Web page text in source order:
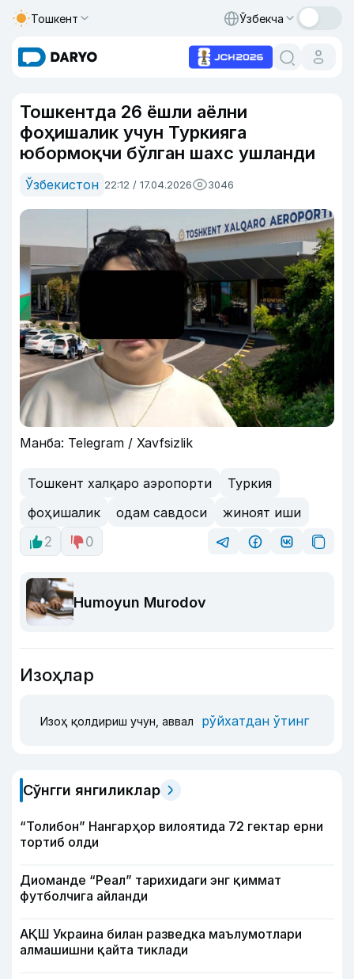
Тошкент Ўзбекча
Тошкентда 26 ёшли аёлни
фоҳишалик учун Туркияга
юбормоқчи бўлган шахс ушланди
Ўзбекистон 22:12 / 17.04.2026 3046
Манба: Telegram / Xavfsizlik
Тошкент халқаро аэропорти
Туркия
фоҳишалик
одам савдоси
жиноят иши
2
0
Humoyun Murodov
Изоҳлар
Изоҳ қолдириш учун, аввал рўйхатдан ўтинг
Сўнгги янгиликлар
“Толибон” Нангарҳор вилоятида 72 гектар ерни
тортиб олди
Диоманде “Реал” тарихидаги энг қиммат
футболчига айланди
АҚШ Украина билан разведка маълумотлари
алмашишни қайта тиклади